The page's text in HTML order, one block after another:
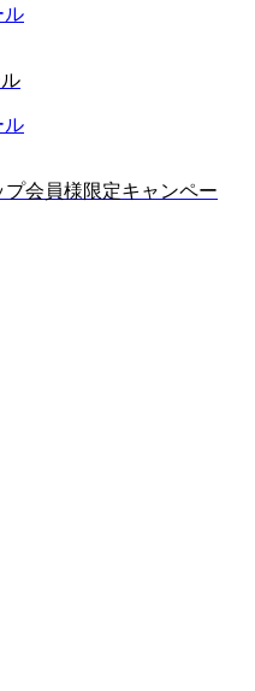
ル
ル
会員様限定キャンペー